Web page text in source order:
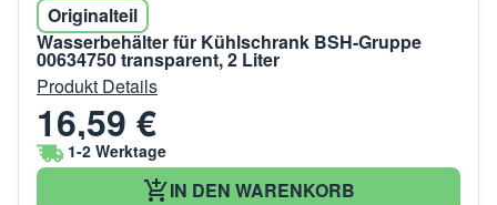
Originalteil
Wasserbehälter für Kühlschrank BSH-Gruppe
00634750 transparent, 2 Liter
Produkt Details
16,59 €
1-2 Werktage
IN DEN WARENKORB